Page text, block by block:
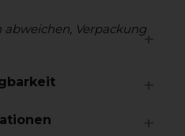
abweichen, Verpackung